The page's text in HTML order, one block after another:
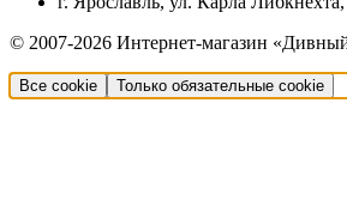
© 2007-2026 Интернет-магазин
Все cookie Только обязательные cookie